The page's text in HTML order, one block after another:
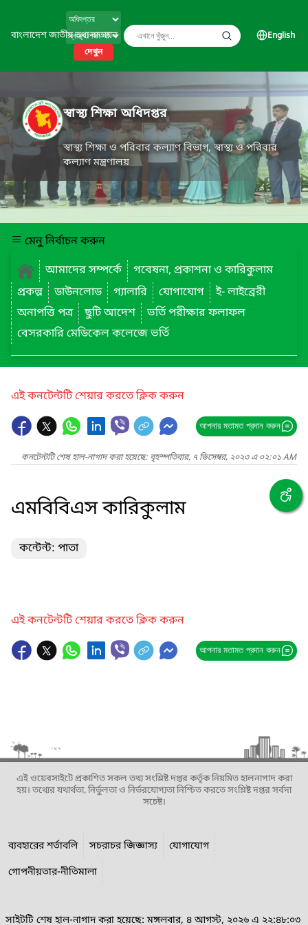
বাংলাদেশ জাতীয় তথ্য বাতায়ন
দেখুন
English
স্বাস্থ্য শিক্ষা অধিদপ্তর
স্বাস্থ্য শিক্ষা ও পরিবার কল্যাণ বিভাগ, স্বাস্থ্য ও পরিবার
কল্যাণ মন্ত্রণালয়
মেনু নির্বাচন করুন
আমাদের সম্পর্কে
গবেষনা, প্রকাশনা ও কারিকুলাম
প্রকল্প
ডাউনলোড গ্যালারি যোগাযোগ
ই- লাইব্রেরী
অনাপত্তি পত্র
ছুটি আদেশ
ভর্তি পরীক্ষার ফলাফল
বেসরকারি মেডিকেল কলেজে ভর্তি
এই কনটেন্টটি শেয়ার করতে ক্লিক করুন
আপনার মতামত প্রদান করুন
কনটেন্টটি শেষ হাল-নাগাদ করা হয়েছে: বৃহস্পতিবার, ৭ ডিসেম্বর, ২০২৩ এ ০২:০১ AM
এমবিবিএস কারিকুলাম
কন্টেন্ট: পাতা
এই কনটেন্টটি শেয়ার করতে ক্লিক করুন
আপনার মতামত প্রদান করুন
এই ওয়েবসাইটে প্রকাশিত সকল তথ্য সংশ্লিষ্ট দপ্তর কর্তৃক নিয়মিত হালনাগাদ করা
হয়। তথ্যের যথার্থতা, নির্ভুলতা ও নির্ভরযোগ্যতা নিশ্চিত করতে সংশ্লিষ্ট দপ্তর সর্বদা
সচেষ্ট।
ব্যবহারের শর্তাবলি সচরাচর জিজ্ঞাস্য
যোগাযোগ
গোপনীয়তার-নীতিমালা
সাইটটি শেষ হাল-নাগাদ করা হয়েছে: মঙ্গলবার, ৪ আগস্ট, ২০২৬ এ ২২:৪৮:০৩